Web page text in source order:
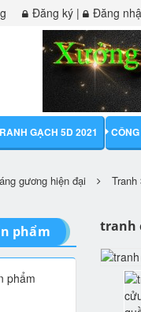
Đăng ký | Đăng
GẠCH 5D 2021
gương hiện đại
tranh
phẩm
phẩm